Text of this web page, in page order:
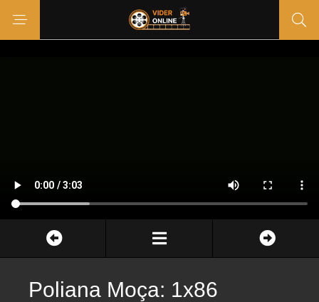
Poliana Moça: 1x86